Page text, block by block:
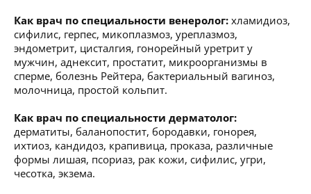
Как врач по специальности венеролог: хламидиоз,
сифилис, герпес, микоплазмоз, уреплазмоз,
эндометрит, цисталгия, гонорейный уретрит у
мужчин, аднексит, простатит, микроорганизмы в
сперме, болезнь Рейтера, бактериальный вагиноз,
молочница, простой кольпит.
Как врач по специальности дерматолог:
дерматиты, баланопостит, бородавки, гонорея,
ихтиоз, кандидоз, крапивица, проказа, различные
формы лишая, псориаз, рак кожи, сифилис, угри,
чесотка, экзема.